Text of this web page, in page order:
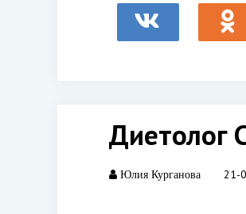
Диетолог
Юлия Курганова 21-